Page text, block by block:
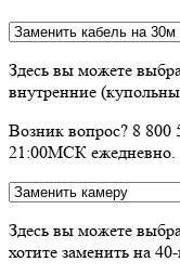
Здесь вы можете
внутренние
Возник вопрос? 8 800
21:00МСК ежедневно.
Здесь вы можете
хотите заменить на